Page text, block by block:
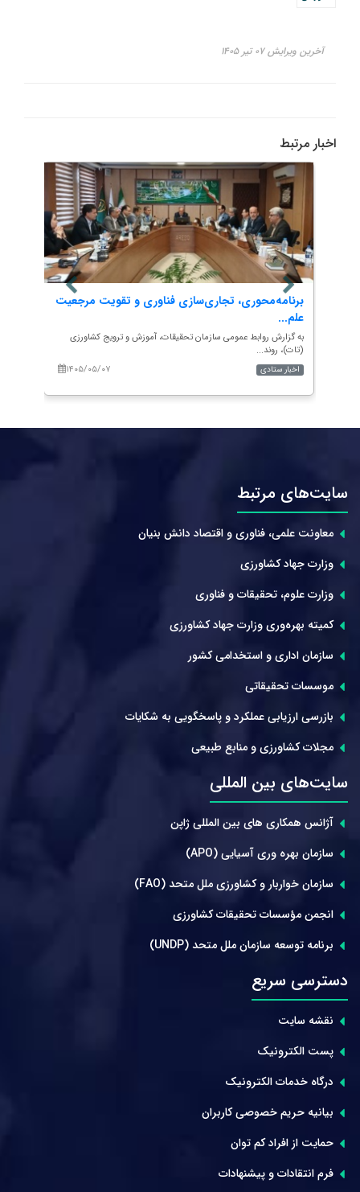
آخرین ویرایش ۰۷ تیر ۱۴۰۵
اخبار مرتبط
برنامه‌محوری، تجاری‌سازی فناوری و تقویت مرجعیت
علم...
به گزارش روابط عمومی سازمان تحقیقات، آموزش و ترویج کشاورزی
(تات)، روند...
۱۴۰۵/۰۵/۰۷
اخبار ستادی
سایت‌های مرتبط
معاونت علمی، فناوری و اقتصاد دانش بنیان
وزارت جهاد کشاورزی
وزارت علوم، تحقیقات و فناوری
کمیته بهره‌وری وزارت جهاد کشاورزی
سازمان اداری و استخدامی کشور
موسسات تحقیقاتی
بازرسی ارزیابی عملکرد و پاسخگویی به شکایات
مجلات کشاورزی و منابع طبیعی
سایت‌های بین المللی
آژانس همکاری های بین المللی ژاپن
سازمان بهره وری آسیایی (APO)
سازمان خواربار و کشاورزی ملل متحد (FAO)
انجمن مؤسسات تحقیقات کشاورزی
برنامه توسعه سازمان ملل متحد (UNDP)
دسترسی سریع
نقشه سایت
پست الکترونیک
درگاه خدمات الکترونیک
بیانیه حریم خصوصی کاربران
حمایت از افراد کم توان
فرم انتقادات و پیشنهادات